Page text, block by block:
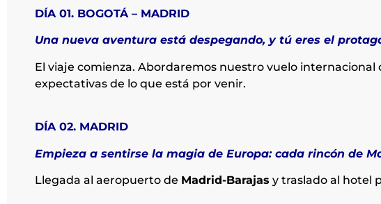
DÍA 01. BOGOTÁ – MADRID
Una nueva aventura está despegando, y tú eres el
El viaje comienza. Abordaremos nuestro vuelo internacional
expectativas de lo que está por venir.
DÍA 02. MADRID
Empieza a sentirse la magia de Europa: cada rincón de
Llegada al aeropuerto de Madrid-Barajas y traslado al hotel